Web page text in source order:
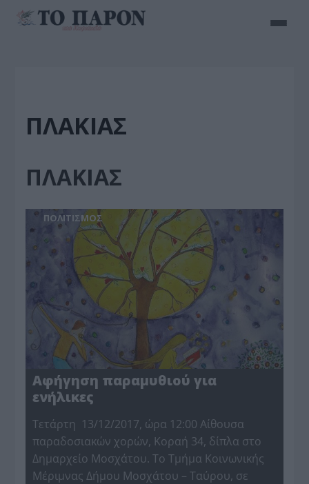
ΠΛΑΚΙΑΣ
ΠΛΑΚΙΑΣ
ΠΟΛΙΤΙΣΜΟΣ
Αφήγηση παραμυθιού για
ενήλικες
Τετάρτη 13/12/2017, ώρα 12:00 Αίθουσα
παραδοσιακών χορών, Κοραή 34, δίπλα στο
Δημαρχείο Μοσχάτου. Το Τμήμα Κοινωνικής
Μέριμνας Δήμου Μοσχάτου – Ταύρου, σε